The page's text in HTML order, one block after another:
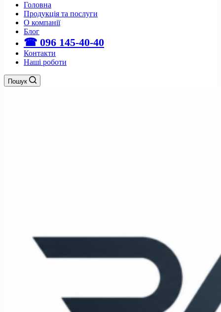
Головна
Продукція та послуги
О компанії
Блог
☎ 096 145-40-40
Контакти
Наші роботи
Пошук